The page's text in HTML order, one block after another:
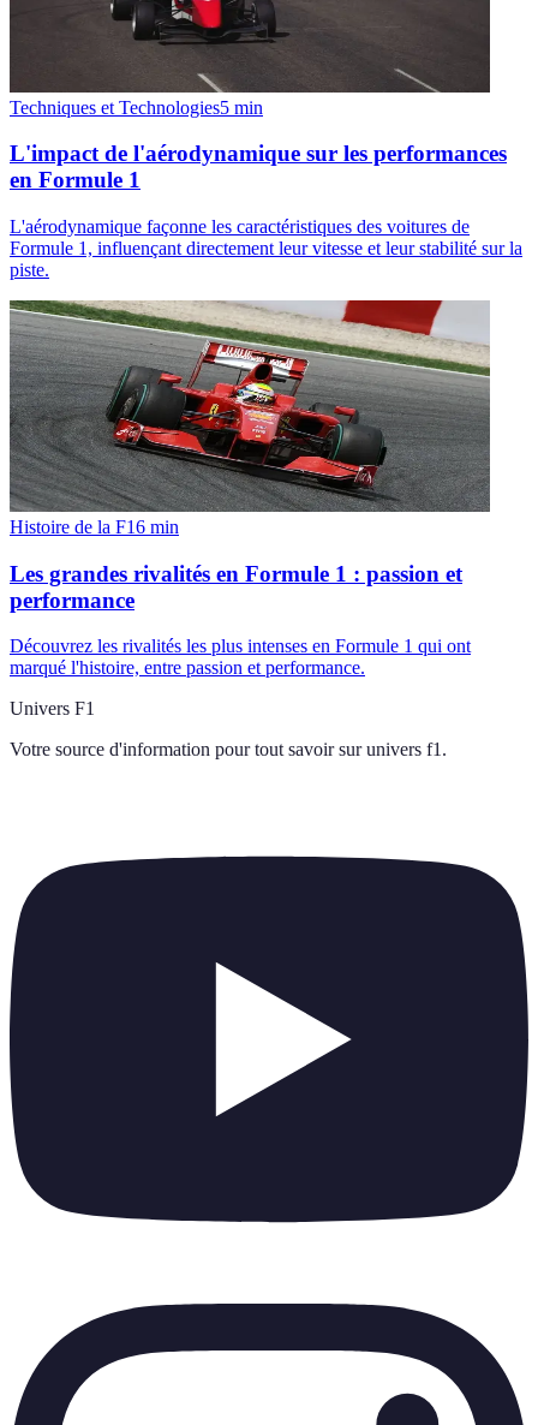
Techniques et Technologies5 min
L'impact de l'aérodynamique sur les performances
en Formule 1
L'aérodynamique façonne les caractéristiques des voitures de
Formule 1, influençant directement leur vitesse et leur stabilité sur la
piste.
Histoire de la F16 min
Les grandes rivalités en Formule 1 : passion et
performance
Découvrez les rivalités les plus intenses en Formule 1 qui ont
marqué l'histoire, entre passion et performance.
Univers F1
Votre source d'information pour tout savoir sur univers f1 .